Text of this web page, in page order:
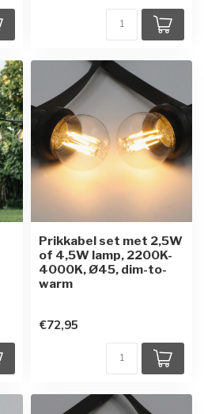
Prikkabel set met 2,5W
of 4,5W lamp, 2200K-
4000K, Ø45, dim-to-
warm
€72,95